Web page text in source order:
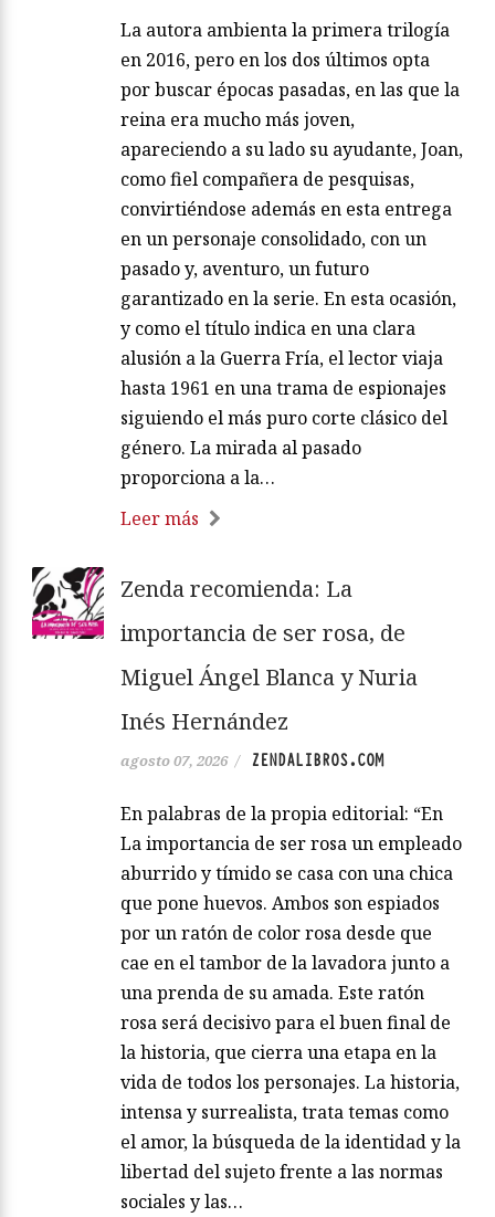
La autora ambienta la primera trilogía
en 2016, pero en los dos últimos opta
por buscar épocas pasadas, en las que la
reina era mucho más joven,
apareciendo a su lado su ayudante, Joan,
como fiel compañera de pesquisas,
convirtiéndose además en esta entrega
en un personaje consolidado, con un
pasado y, aventuro, un futuro
garantizado en la serie. En esta ocasión,
y como el título indica en una clara
alusión a la Guerra Fría, el lector viaja
hasta 1961 en una trama de espionajes
siguiendo el más puro corte clásico del
género. La mirada al pasado
proporciona a la…
Leer más
Zenda recomienda: La
importancia de ser rosa, de
Miguel Ángel Blanca y Nuria
Inés Hernández
agosto 07, 2026 / ZENDALIBROS.COM
En palabras de la propia editorial: “En
La importancia de ser rosa un empleado
aburrido y tímido se casa con una chica
que pone huevos. Ambos son espiados
por un ratón de color rosa desde que
cae en el tambor de la lavadora junto a
una prenda de su amada. Este ratón
rosa será decisivo para el buen final de
la historia, que cierra una etapa en la
vida de todos los personajes. La historia,
intensa y surrealista, trata temas como
el amor, la búsqueda de la identidad y la
libertad del sujeto frente a las normas
sociales y las…